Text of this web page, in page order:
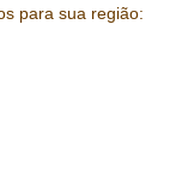
para sua região: